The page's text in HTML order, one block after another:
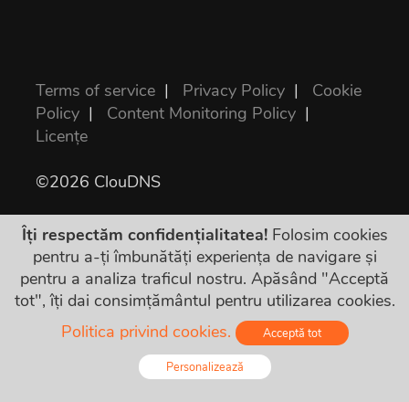
Terms of service | Privacy Policy | Cookie
Policy | Content Monitoring Policy |
Licențe
©2026 ClouDNS
Prețurile sunt finale și includ toate taxele. Nu
există costuri suplimentare ascunse!
Îți respectăm confidențialitatea!Folosim cookies
pentru a-ți îmbunătăți experiența de navigare și
pentru a analiza traficul nostru. Apăsând "Acceptă
tot", îți dai consimțământul pentru utilizarea cookies.
Politica privind cookies.
Acceptă tot
Personalizează